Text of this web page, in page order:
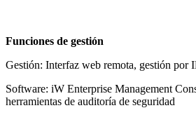
Funciones de gestión
Gestión: Interfaz web remota, gestión por
Software: iW Enterprise Management
herramientas de auditoría de seguridad